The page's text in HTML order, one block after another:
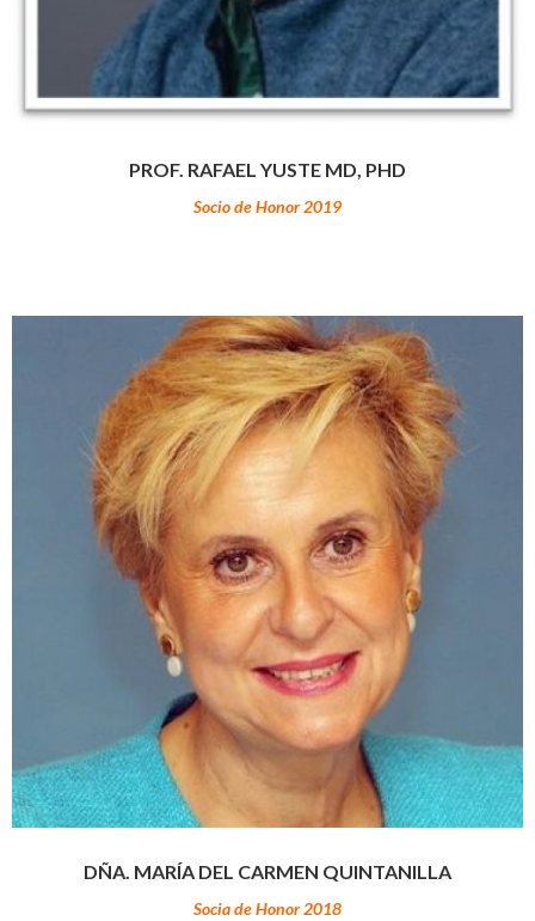
PROF. RAFAEL YUSTE MD, PHD
Socio de Honor 2019
DÑA. MARÍA DEL CARMEN QUINTANILLA
Socia de Honor 2018